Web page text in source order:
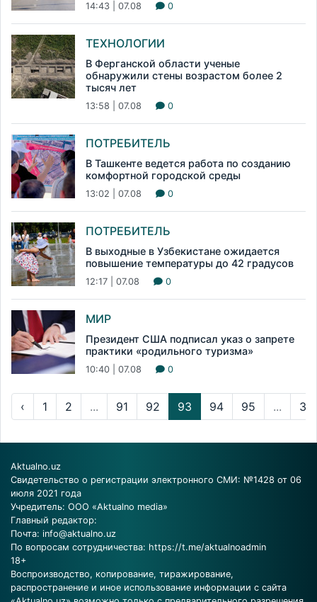
14:43 | 07.08 0
ТЕХНОЛОГИИ
В Ферганской области ученые
обнаружили стены возрастом более 2
тысяч лет
13:58 | 07.08 0
ПОТРЕБИТЕЛЬ
В Ташкенте ведется работа по созданию
комфортной городской среды
13:02 | 07.08 0
ПОТРЕБИТЕЛЬ
В выходные в Узбекистане ожидается
повышение температуры до 42 градусов
12:17 | 07.08 0
МИР
Президент США подписал указ о запрете
практики «родильного туризма»
10:40 | 07.08 0
‹ 1 2 ... 91 92 93 94 95 ...
Aktualno.uz
Свидетельство о регистрации электронного СМИ: №1428 от 06
июля 2021 года
Учредитель: ООО «Aktualno media»
Главный редактор:
Почта: info@aktualno.uz
По вопросам сотрудничества: https://t.me/aktualnoadmin
18+
Воспроизводство, копирование, тиражирование,
распространение и иное использование информации с сайта